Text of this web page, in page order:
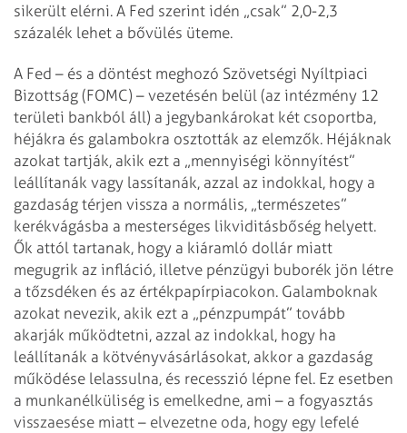
sikerült elérni. A Fed szerint idén „csak” 2,0-2,3
százalék lehet a bővülés üteme.
A Fed – és a döntést meghozó Szövetségi Nyíltpiaci
Bizottság (FOMC) – vezetésén belül (az intézmény 12
területi bankból áll) a jegybankárokat két csoportba,
héjákra és galambokra osztották az elemzők. Héjáknak
azokat tartják, akik ezt a „mennyiségi könnyítést”
leállítanák vagy lassítanák, azzal az indokkal, hogy a
gazdaság térjen vissza a normális, „természetes”
kerékvágásba a mesterséges likviditásbőség helyett.
Ők attól tartanak, hogy a kiáramló dollár miatt
megugrik az infláció, illetve pénzügyi buborék jön létre
a tőzsdéken és az értékpapírpiacokon. Galamboknak
azokat nevezik, akik ezt a „pénzpumpát” tovább
akarják működtetni, azzal az indokkal, hogy ha
leállítanák a kötvényvásárlásokat, akkor a gazdaság
működése lelassulna, és recesszió lépne fel. Ez esetben
a munkanélküliség is emelkedne, ami – a fogyasztás
visszaesése miatt – elvezetne oda, hogy egy lefelé